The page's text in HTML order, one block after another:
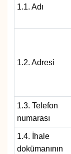
1.1. Adı
1.2. Adresi
1.3. Telefon
numarası
1.4. İhale
dokümanının